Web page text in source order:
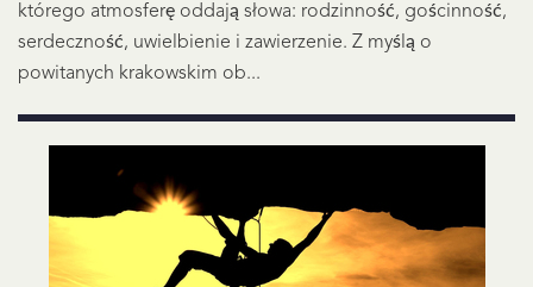
którego atmosferę oddają słowa: rodzinność, gościnność,
serdeczność, uwielbienie i zawierzenie. Z myślą o
powitanych krakowskim ob...